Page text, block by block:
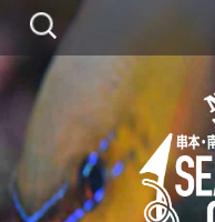
検
索:
コ
ン
ツ
に